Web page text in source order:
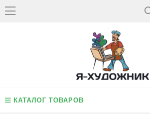
КАТАЛОГ ТОВАРОВ